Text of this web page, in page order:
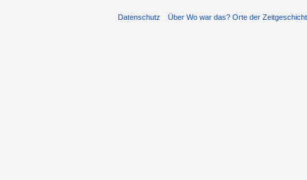
Datenschutz Über Wo war das? Orte der